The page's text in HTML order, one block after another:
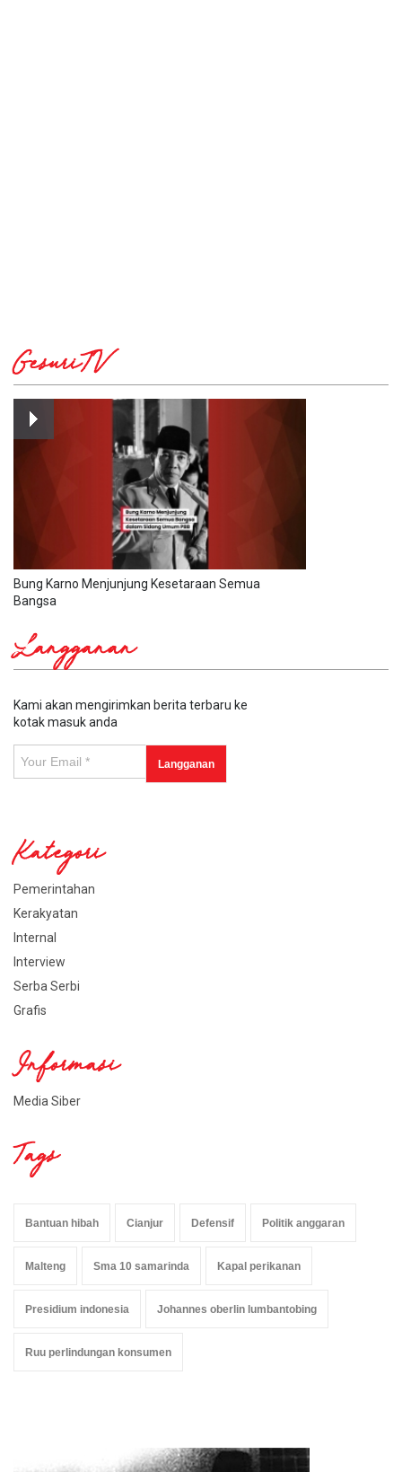
GesuriTV
Bung Karno Menjunjung Kesetaraan Semua
Bangsa
Langganan
Kami akan mengirimkan berita terbaru ke
kotak masuk anda
Kategori
Pemerintahan
Kerakyatan
Internal
Interview
Serba Serbi
Grafis
Informasi
Media Siber
Tags
Bantuan hibah Cianjur Defensif Politik anggaran
Malteng Sma 10 samarinda Kapal perikanan
Presidium indonesia Johannes oberlin lumbantobing
Ruu perlindungan konsumen